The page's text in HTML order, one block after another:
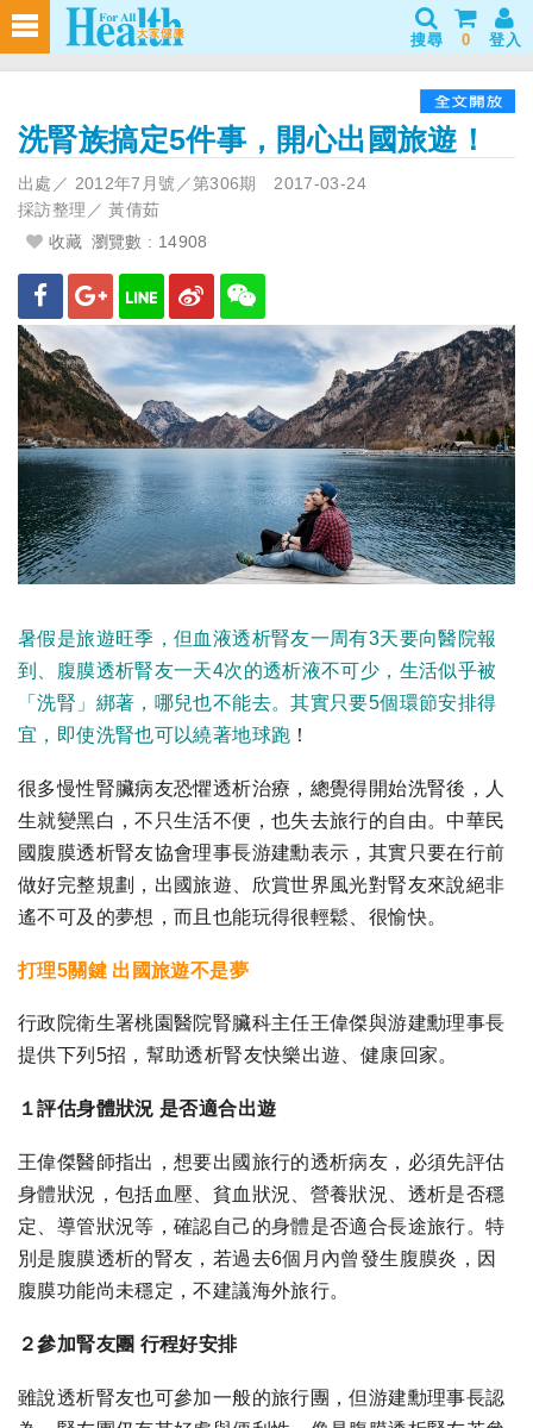
搜尋 0 登入
洗腎族搞定5件事，開心出國旅遊！
出處／ 2012年7月號／第306期 2017-03-24
採訪整理／ 黃倩茹
收藏 瀏覽數 : 14908
暑假是旅遊旺季，但血液透析腎友一周有3天要向醫院報
到、腹膜透析腎友一天4次的透析液不可少，生活似乎被
「洗腎」綁著，哪兒也不能去。其實只要5個環節安排得
宜，即使洗腎也可以繞著地球跑 ！
很多慢性腎臟病友恐懼透析治療，總覺得開始洗腎後，人
生就變黑白，不只生活不便，也失去旅行的自由。中華民
國腹膜透析腎友協會理事長游建勳表示，其實只要在行前
做好完整規劃，出國旅遊、欣賞世界風光對腎友來說絕非
遙不可及的夢想，而且也能玩得很輕鬆、很愉快。
打理5關鍵 出國旅遊不是夢
行政院衛生署桃園醫院腎臟科主任王偉傑與游建勳理事長
提供下列5招，幫助透析腎友快樂出遊、健康回家。
１評估身體狀況 是否適合出遊
王偉傑醫師指出，想要出國旅行的透析病友，必須先評估
身體狀況，包括血壓、貧血狀況、營養狀況、透析是否穩
定、導管狀況等，確認自己的身體是否適合長途旅行。特
別是腹膜透析的腎友，若過去6個月內曾發生腹膜炎，因
腹膜功能尚未穩定，不建議海外旅行。
２參加腎友團 行程好安排
雖說透析腎友也可參加一般的旅行團，但游建勳理事長認